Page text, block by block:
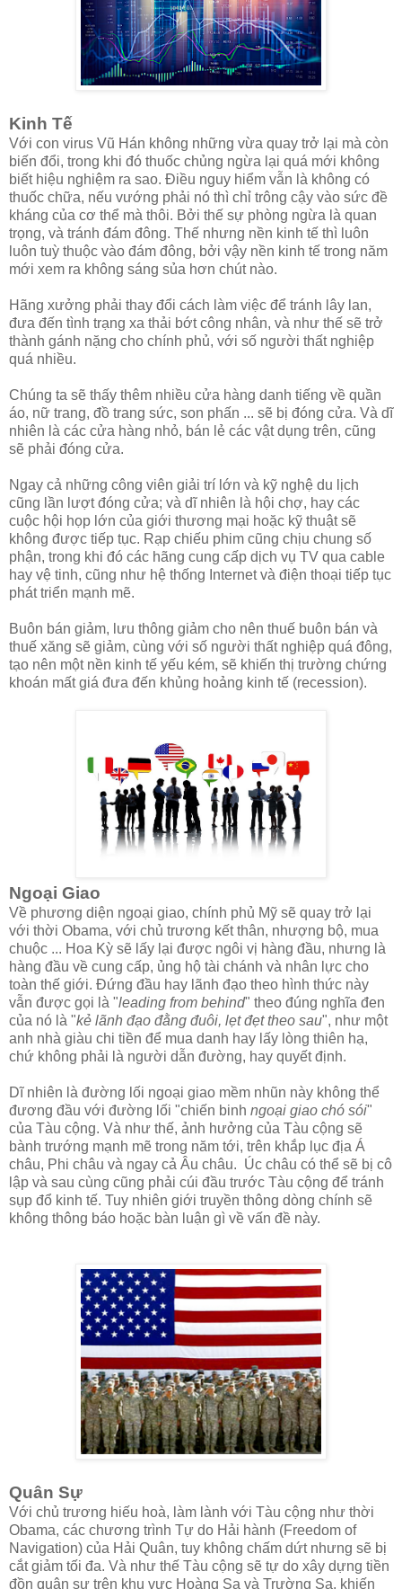
Kinh Tế
Với con virus Vũ Hán không những vừa quay trở lại mà còn
biến đổi, trong khi đó thuốc chủng ngừa lại quá mới không
biết hiệu nghiệm ra sao. Điều nguy hiểm vẫn là không có
thuốc chữa, nếu vướng phải nó thì chỉ trông cậy vào sức đề
kháng của cơ thể mà thôi. Bởi thế sự phòng ngừa là quan
trọng, và tránh đám đông. Thế nhưng nền kinh tế thì luôn
luôn tuỳ thuộc vào đám đông, bởi vậy nền kinh tế trong năm
mới xem ra không sáng sủa hơn chút nào.
Hãng xưởng phải thay đổi cách làm việc để tránh lây lan,
đưa đến tình trạng xa thải bớt công nhân, và như thế sẽ trở
thành gánh nặng cho chính phủ, với số người thất nghiệp
quá nhiều.
Chúng ta sẽ thấy thêm nhiều cửa hàng danh tiếng về quần
áo, nữ trang, đồ trang sức, son phấn ... sẽ bị đóng cửa. Và dĩ
nhiên là các cửa hàng nhỏ, bán lẻ các vật dụng trên, cũng
sẽ phải đóng cửa.
Ngay cả những công viên giải trí lớn và kỹ nghệ du lịch
cũng lần lượt đóng cửa; và dĩ nhiên là hội chợ, hay các
cuộc hội họp lớn của giới thương mại hoặc kỹ thuật sẽ
không được tiếp tục. Rạp chiếu phim cũng chịu chung số
phận, trong khi đó các hãng cung cấp dịch vụ TV qua cable
hay vệ tinh, cũng như hệ thống Internet và điện thoại tiếp tục
phát triển mạnh mẽ.
Buôn bán giảm, lưu thông giảm cho nên thuế buôn bán và
thuế xăng sẽ giảm, cùng với số người thất nghiệp quá đông,
tạo nên một nền kinh tế yếu kém, sẽ khiến thị trường chứng
khoán mất giá đưa đến khủng hoảng kinh tế (recession).
Ngoại Giao
Về phương diện ngoại giao, chính phủ Mỹ sẽ quay trở lại
với thời Obama, với chủ trương kết thân, nhượng bộ, mua
chuộc ... Hoa Kỳ sẽ lấy lại được ngôi vị hàng đầu, nhưng là
hàng đầu về cung cấp, ủng hộ tài chánh và nhân lực cho
toàn thế giới. Đứng đầu hay lãnh đạo theo hình thức này
vẫn được gọi là "leading from behind" theo đúng nghĩa đen
của nó là "kẻ lãnh đạo đằng đuôi, lẹt đẹt theo sau", như một
anh nhà giàu chi tiền để mua danh hay lấy lòng thiên hạ,
chứ không phải là người dẫn đường, hay quyết định.
Dĩ nhiên là đường lối ngoại giao mềm nhũn này không thể
đương đầu với đường lối "chiến binh ngoại giao chó sói"
của Tàu cộng. Và như thế, ảnh hưởng của Tàu cộng sẽ
bành trướng mạnh mẽ trong năm tới, trên khắp lục địa Á
châu, Phi châu và ngay cả Âu châu. Úc châu có thể sẽ bị cô
lập và sau cùng cũng phải cúi đầu trước Tàu cộng để tránh
sụp đổ kinh tế. Tuy nhiên giới truyền thông dòng chính sẽ
không thông báo hoặc bàn luận gì về vấn đề này.
Quân Sự
Với chủ trương hiếu hoà, làm lành với Tàu cộng như thời
Obama, các chương trình Tự do Hải hành (Freedom of
Navigation) của Hải Quân, tuy không chấm dứt nhưng sẽ bị
cắt giảm tối đa. Và như thế Tàu cộng sẽ tự do xây dựng tiền
đồn quân sự trên khu vực Hoàng Sa và Trường Sa, khiến